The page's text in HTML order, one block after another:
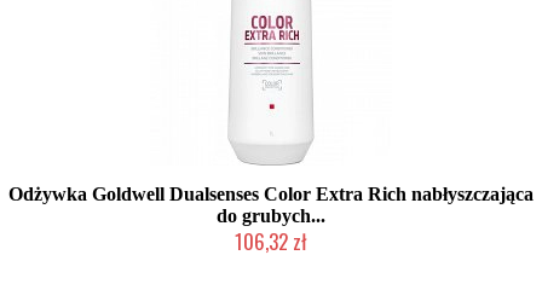
Odżywka Goldwell Dualsenses Color Extra Rich nabłyszczająca
do grubych...
106,32 zł